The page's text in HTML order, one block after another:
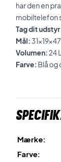
har den en
mobiltelefon
Tag dit
Mål:
Volumen: 24 L.
Farve: Blå og
Mærke:
Farve: